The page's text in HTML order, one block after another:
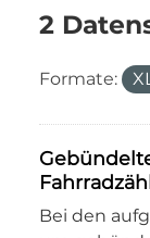
2
Formate:
Bei den